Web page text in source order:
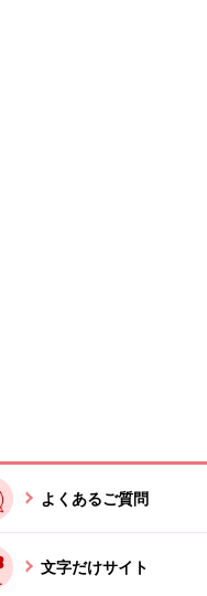
よくあるご質問
文字だけサイト